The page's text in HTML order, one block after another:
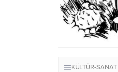
KÜLTÜR-SANAT